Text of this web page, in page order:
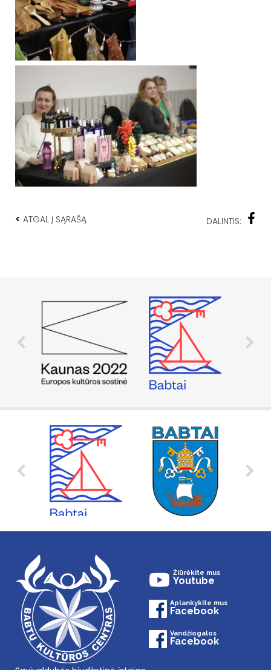
< ATGAL Į SĄRAŠĄ DALINTIS:
Žiūrėkite mus
Youtube
Aplankykite mus
Facebook
Vandžiogalos
Facebook